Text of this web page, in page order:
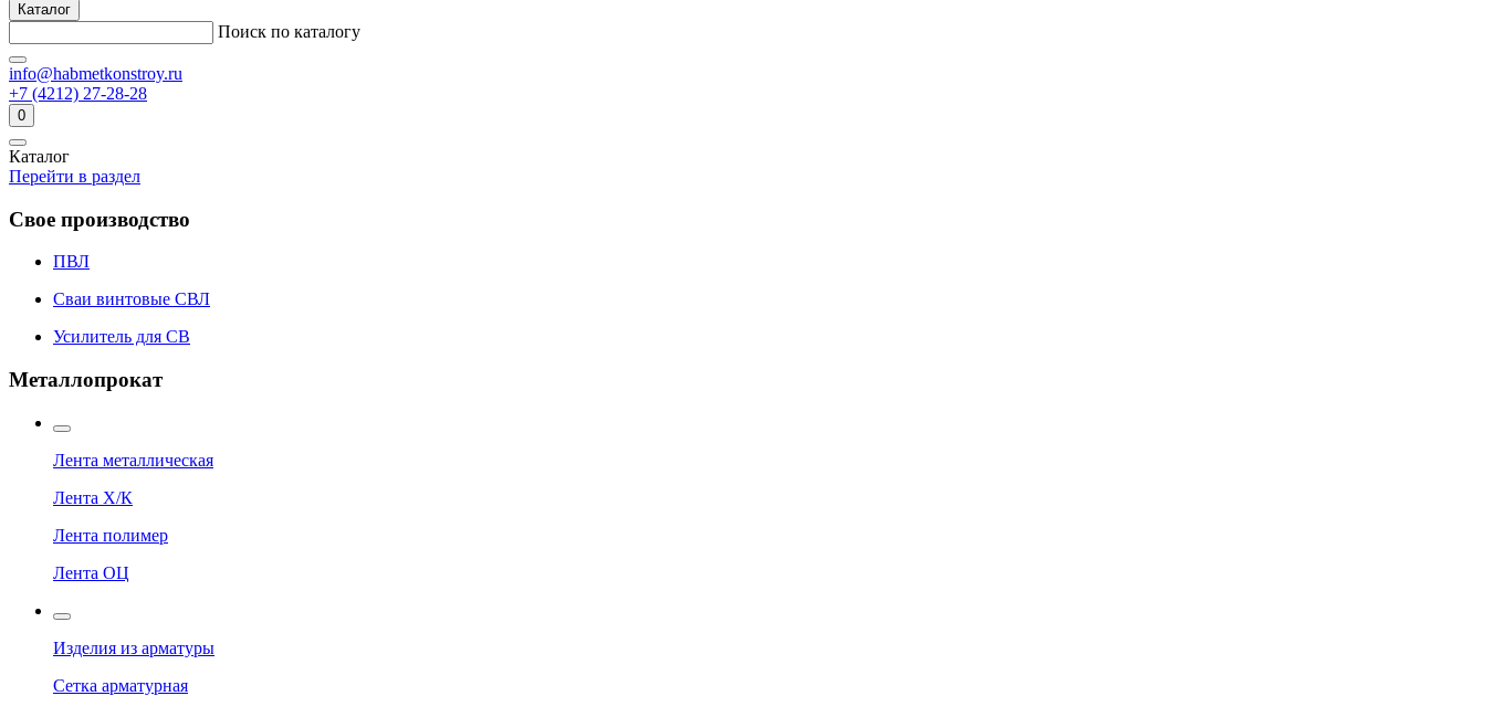
Каталог
Поиск по каталогу
info@habmetkonstroy.ru
+7 (4212) 27-28-28
0
Каталог
Перейти в раздел
Свое производство
ПВЛ
Сваи винтовые СВЛ
Усилитель для СВ
Металлопрокат
Лента металлическая
Лента Х/К
Лента полимер
Лента ОЦ
Изделия из арматуры
Сетка арматурная